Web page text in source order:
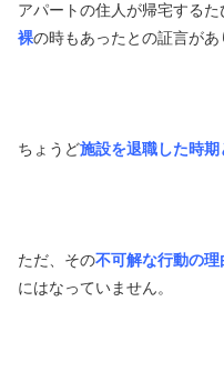
アパートの住人が帰宅するた
裸の時もあったとの証言があ
ちょうど施設を退職した時期
ただ、その不可解な行動の理
にはなっていません。